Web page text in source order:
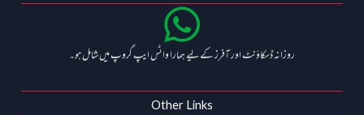
روزانہ ڈسکاؤنٹ اور آفرز کے لیے ہمارا واٹس ایپ گروپ میں شامل ہو۔
Other Links